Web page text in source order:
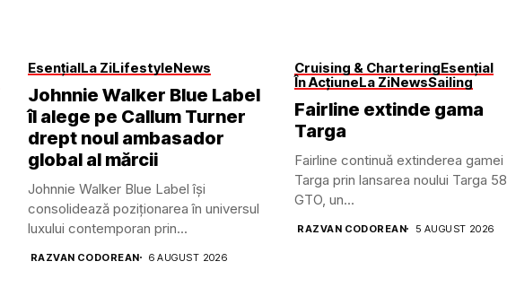
EsențialLa ZiLifestyleNews
Johnnie Walker Blue Label
îl alege pe Callum Turner
drept noul ambasador
global al mărcii
Johnnie Walker Blue Label își
consolidează poziționarea în universul
luxului contemporan prin...
RAZVAN CODOREAN 6 AUGUST 2026
Cruising & CharteringEsențial
În AcțiuneLa ZiNewsSailing
Fairline extinde gama
Targa
Fairline continuă extinderea gamei
Targa prin lansarea noului Targa 58
GTO, un...
RAZVAN CODOREAN 5 AUGUST 2026